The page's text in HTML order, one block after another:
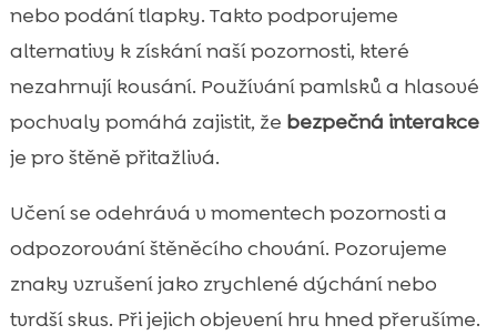
nebo podání tlapky. Takto podporujeme
alternativy k získání naší pozornosti, které
nezahrnují kousání. Používání pamlsků a hlasové
pochvaly pomáhá zajistit, že bezpečná interakce
je pro štěně přitažlivá.
Učení se odehrává v momentech pozornosti a
odpozorování štěněcího chování. Pozorujeme
znaky vzrušení jako zrychlené dýchání nebo
tvrdší skus. Při jejich objevení hru hned přerušíme.